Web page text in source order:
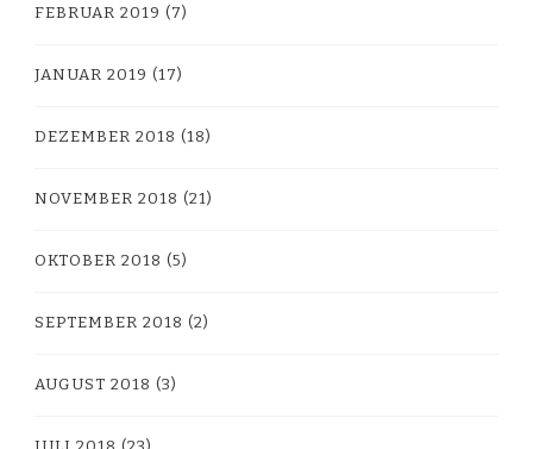
FEBRUAR 2019 (7)
JANUAR 2019 (17)
DEZEMBER 2018 (18)
NOVEMBER 2018 (21)
OKTOBER 2018 (5)
SEPTEMBER 2018 (2)
AUGUST 2018 (3)